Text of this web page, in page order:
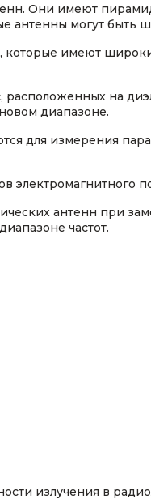
Они имеют
антенны могут быть
имеют
расположенных на
диапазоне.
для измерения
электромагнитного
антенн при
частот.
излучения в